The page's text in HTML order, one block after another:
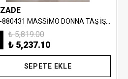
₺ 5,819.00
₺ 5,237.10
SEPETE EKLE